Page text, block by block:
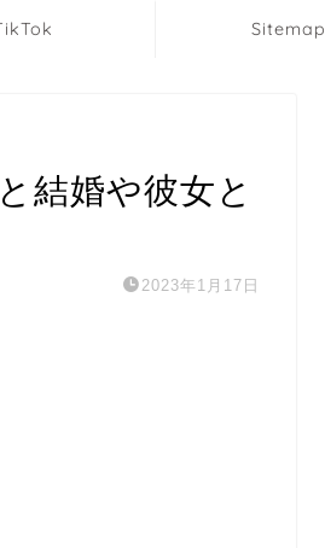
Sitemap
結婚や彼女と
2023年1月17日